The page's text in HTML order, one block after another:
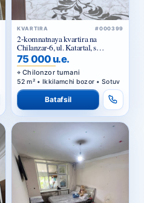
KVARTIRA #000399
2-komnatnaya kvartira na
Chilanzar-6, ul. Katartal, s
mebelyu i tekhnikoy
75 000 u.e.
Chilonzor tumani
52 m² • Ikkilamchi bozor • Sotuv
Batafsil